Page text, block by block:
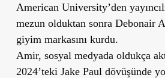
American University’den
mezun olduktan sonra Debonair
giyim markasını kurdu.
Amir, sosyal medyada oldukça
2024’teki Jake Paul dövüşünde